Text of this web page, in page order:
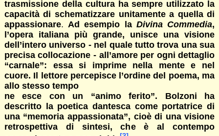
trasmissione della cultura ha sempre utilizzato la
capacità di schematizzare unitamente a quella di
appassionare.Ad esempio la Divina Commedia,
l’opera italiana più grande, unisce una visione
dell’intero universo - nel quale tutto trova una sua
precisa collocazione - all’amore per ogni dettaglio
“carnale”: essa si imprime nella mente e nel
cuore. Il lettore percepisce l’ordine del poema, ma
allo stesso tempo
ne esce con un “animo ferito”. Bolzoni ha
descritto la poetica dantesca come portatrice di
una “memoria appassionata”, cioè di una visione
retrospettiva di sintesi, che è al contempo